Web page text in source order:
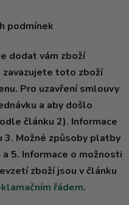
podmínek
dodat vám zboží
zavazujete toto zboží
Pro uzavření smlouvy
a aby došlo
článku 2). Informace
3. Možné způsoby platby
a 5. Informace o možnosti
zboží jsou v článku
řádem.